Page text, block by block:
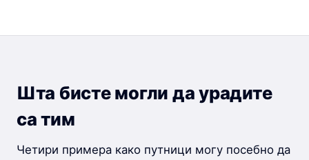
Шта бисте могли да урадите
са тим
Четири примера како путници могу посебно да